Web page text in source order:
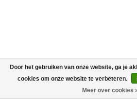
Door het gebruiken van onze website, ga je
cookies om onze website te verbeteren.
Meer over cookies